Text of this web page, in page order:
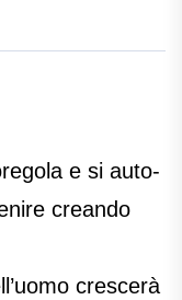
e si auto-
creando
crescerà